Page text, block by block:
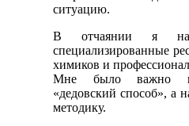
ситуацию.
В отчаянии я
специализированные
химиков и
Мне было важно
«дедовский способ», а
методику.